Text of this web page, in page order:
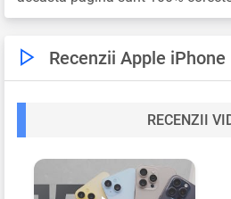
Recenzii Apple iPhone
RECENZII